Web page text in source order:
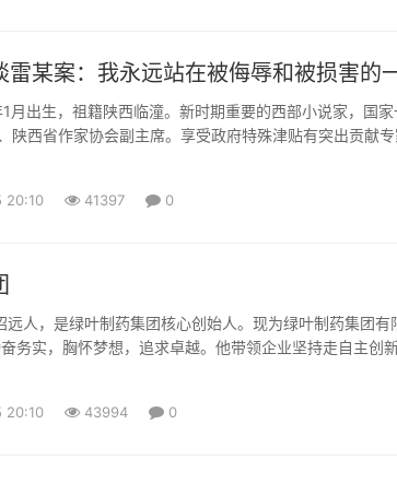
雷某案：我永远站在被侮辱和被损害的
月出生，祖籍陕西临潼。新时期重要的西部小说家，国家
陕西省作家协会副主席。享受政府特殊津贴有突出贡献专
》是新时期中国长篇小说领域重要收获之一。此外还有长
愁容骑士》，中篇小说《雕塑》《大顺店》《刺客行...
20:10 41397 0
人，是绿叶制药集团核心创始人。现为绿叶制药集团有
务实，胸怀梦想，追求卓越。他带领企业坚持走自主创
业十大风云人物” 、第五届“中国自主创新领军人物” 、“中
药集团于1994年成立，2...
20:10 43994 0